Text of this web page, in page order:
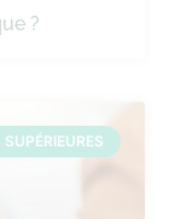
?
SUPÉRIEURES